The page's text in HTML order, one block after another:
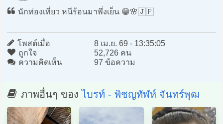
นักท่องเที่ยว หนีร้อนมาพึ่งเย็น 😁🌸🇯🇵
โพสต์เมื่อ
8 เม.ย. 69 - 13:35:05
ถูกใจ
52,726 คน
ความคิดเห็น
97 ข้อความ
ภาพอื่นๆ ของไบรท์ - พิชญทัฬห์ จันทร์พุฒ